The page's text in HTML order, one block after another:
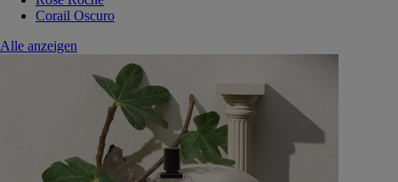
Corail Oscuro
Alle anzeigen